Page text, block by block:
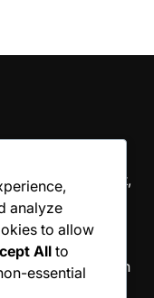
: Positionnement,
du corps, Suivi
Stratégie
Exécution
– extérieur :
analyze
to allow
All to
essential